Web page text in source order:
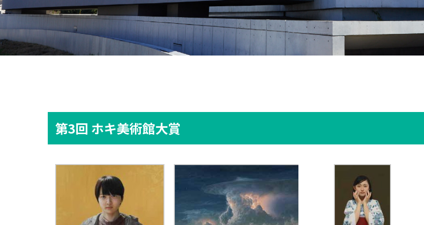
第3回 ホキ美術館大賞